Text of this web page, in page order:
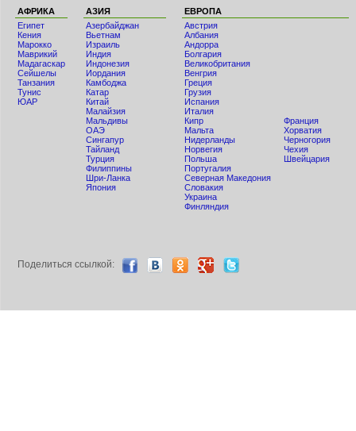
АФРИКА
Египет
Кения
Мaрокко
Маврикий
Мадагаскар
Сейшелы
Танзания
Тунис
ЮАР
АЗИЯ
Азербайджан
Вьетнам
Израиль
Индия
Индонезия
Иордания
Камбоджа
Катар
Китай
Малайзия
Мальдивы
ОАЭ
Сингапур
Тайланд
Турция
Филиппины
Шри-Ланка
Япония
ЕВРОПА
Австрия
Албания
Андорра
Болгария
Великобритания
Венгрия
Греция
Грузия
Испания
Италия
Кипр
Мальта
Нидерланды
Норвегия
Польша
Португалия
Северная Македония
Словакия
Украина
Финляндия
Франция
Хорватия
Черногория
Чехия
Швейцария
Поделиться ccылкой: